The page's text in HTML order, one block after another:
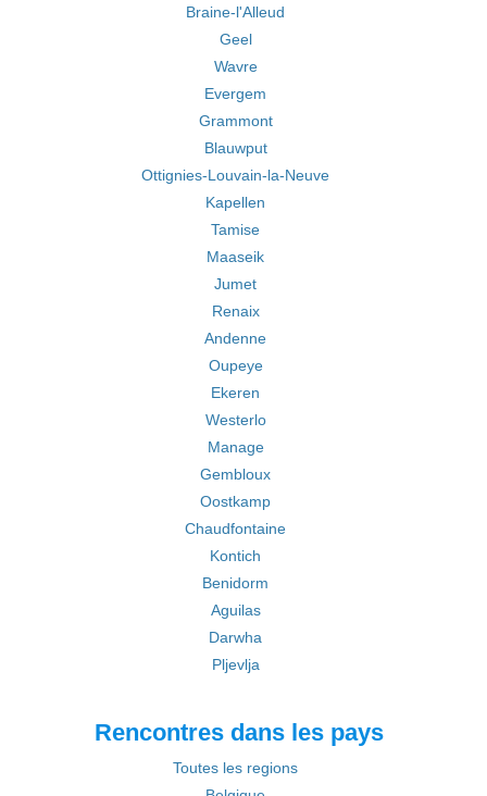
Braine-l'Alleud
Geel
Wavre
Evergem
Grammont
Blauwput
Ottignies-Louvain-la-Neuve
Kapellen
Tamise
Maaseik
Jumet
Renaix
Andenne
Oupeye
Ekeren
Westerlo
Manage
Gembloux
Oostkamp
Chaudfontaine
Kontich
Benidorm
Aguilas
Darwha
Pljevlja
Rencontres dans les pays
Toutes les regions